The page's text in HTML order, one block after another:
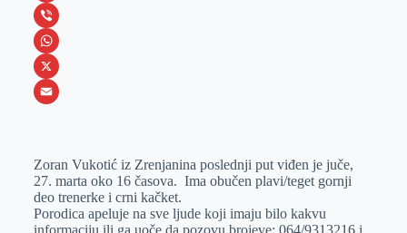
c
e
b
o
e
s
s
e
e
r
L
i
n
k
I
n
V
i
b
W
h
s
A
p
X
a
i
l
Zoran Vukotić iz Zrenjanina poslednji put viđen je juče,
27. marta oko 16 časova. Ima obučen plavi/teget gornji
deo trenerke i crni kačket.
Porodica apeluje na sve ljude koji imaju bilo kakvu
informaciju ili ga uoče da pozovu brojeve: 064/9313216 i